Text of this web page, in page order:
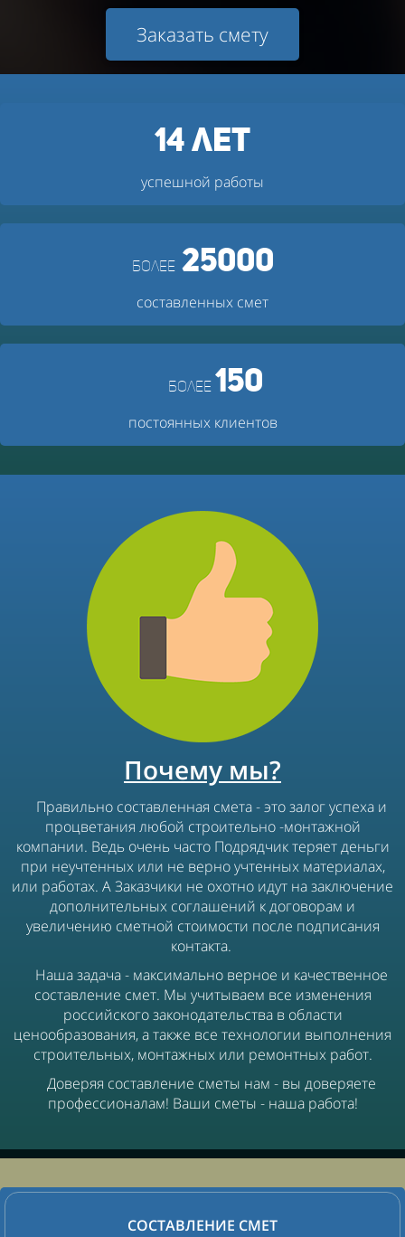
Заказать смету
14 лет
успешной работы
более 25000
составленных смет
более 150
постоянных клиентов
Почему мы?
Правильно составленная смета - это залог успеха и
процветания любой строительно -монтажной
компании. Ведь очень часто Подрядчик теряет деньги
при неучтенных или не верно учтенных материалах,
или работах. А Заказчики не охотно идут на заключение
дополнительных соглашений к договорам и
увеличению сметной стоимости после подписания
контакта.
Наша задача - максимально верное и качественное
составление смет. Мы учитываем все изменения
российского законодательства в области
ценообразования, а также все технологии выполнения
строительных, монтажных или ремонтных работ.
Доверяя составление сметы нам - вы доверяете
профессионалам! Ваши сметы - наша работа!
СОСТАВЛЕНИЕ СМЕТ